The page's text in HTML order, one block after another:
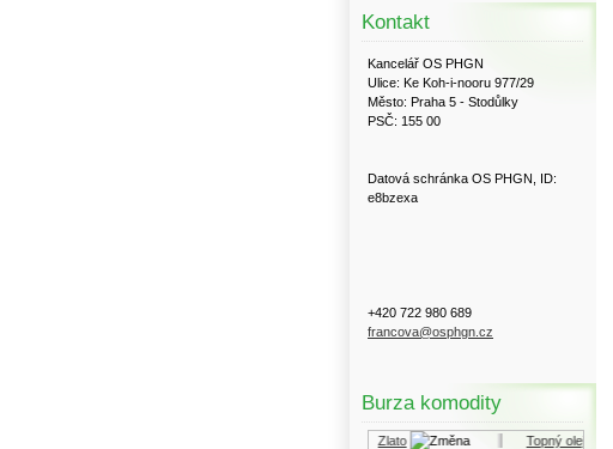
Kontakt
Kancelář OS PHGN
Ulice: Ke Koh-i-nooru 977/29
Město: Praha 5 - Stodůlky
PSČ: 155 00
Datová schránka OS PHGN, ID:
e8bzexa
+420 722 980 689
francova@osphgn.cz
Burza komodity
Zlato Topný olej